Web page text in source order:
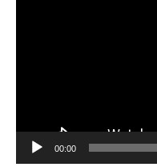
00:00